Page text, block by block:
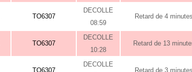
TO6307
DECOLLE
08:59
Retard de 4 minutes
TO6307
DECOLLE
10:28
Retard de 13
TO6307
DECOLLE
Retard de 3 minutes